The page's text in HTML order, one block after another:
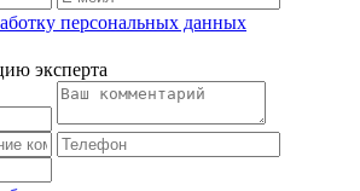
персональных данных
эксперта